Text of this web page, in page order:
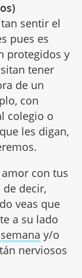
sentir el
pues es
protegidos y
tener
de un
con
colegio o
les digan,
con tus
decir,
veas que
a su lado
y/o
nerviosos